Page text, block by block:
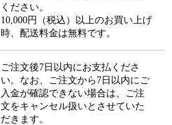
ください。
10,000円（税込）以上のお買い上げ
時、配送料金は無料です。
ご注文後7日以内にお支払くださ
い。なお、ご注文から7日以内にご
入金が確認できない場合は、ご注
文をキャンセル扱いとさせていた
だきます。